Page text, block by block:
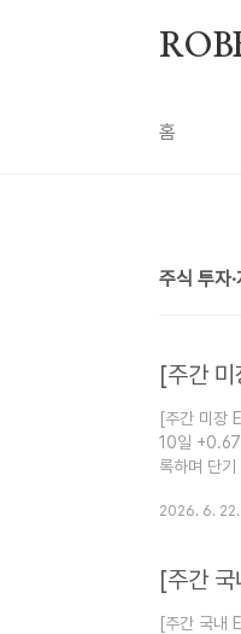
홈
주식 투자
[주간
[주간 미장
10일
록하며 단
률이 아니
2026. 6. 22.
[주간
[주간 국내